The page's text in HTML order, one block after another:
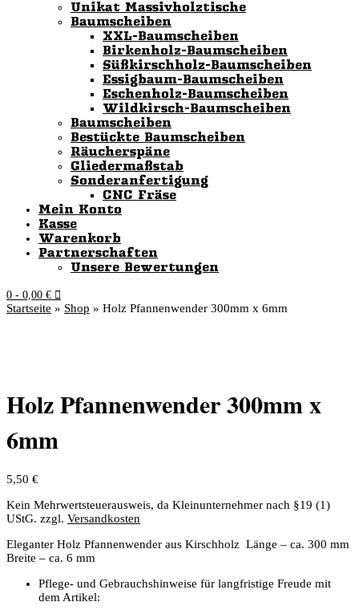
Unikat Massivholztische
Baumscheiben
XXL-Baumscheiben
Birkenholz-Baumscheiben
Süßkirschholz-Baumscheiben
Essigbaum-Baumscheiben
Eschenholz-Baumscheiben
Wildkirsch-Baumscheiben
Baumscheiben
Bestückte Baumscheiben
Räucherspäne
Gliedermaßstab
Sonderanfertigung
CNC Fräse
Mein Konto
Kasse
Warenkorb
Partnerschaften
Unsere Bewertungen
0 - 0,00 €
Startseite » Shop » Holz Pfannenwender 300mm x 6mm
Holz Pfannenwender 300mm x
6mm
5,50 €
Kein Mehrwertsteuerausweis, da Kleinunternehmer nach §19 (1)
UStG. zzgl. Versandkosten
Eleganter Holz Pfannenwender aus Kirschholz Länge – ca. 300 mm
Breite – ca. 6 mm
Pflege- und Gebrauchshinweise für langfristige Freude mit
dem Artikel: